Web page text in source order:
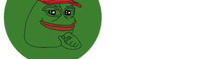
Ethereum
ETH